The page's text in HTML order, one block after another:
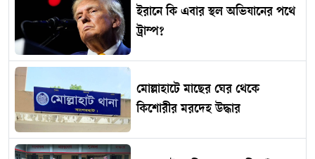
ইরানে কি এবার স্থল অভিযানের পথে
ট্রাম্প?
মোল্লাহাটে মাছের ঘের থেকে
কিশোরীর মরদেহ উদ্ধার